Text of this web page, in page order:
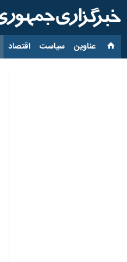
عناوین‌ سیاست اقتصاد